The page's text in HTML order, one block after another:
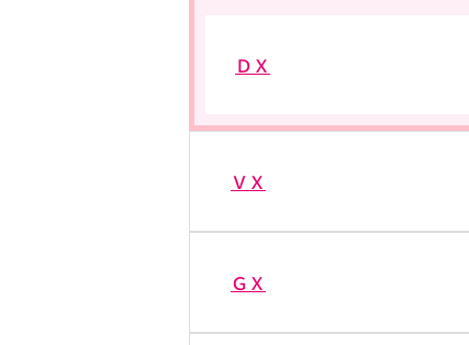
ＤＸ
ＶＸ
ＧＸ